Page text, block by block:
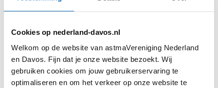
Cookies op nederland-davos.nl
Welkom op de website van astmaVereniging Nederland
en Davos. Fijn dat je onze website bezoekt. Wij
gebruiken cookies om jouw gebruikerservaring te
optimaliseren en om het verkeer op onze website te
#JongAstma #levenmetastma
Deel dit artikel: